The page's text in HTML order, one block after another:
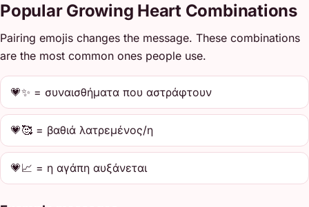
Popular Growing Heart Combinations
Pairing emojis changes the message. These combinations
are the most common ones people use.
💗✨ = συναισθήματα που αστράφτουν
💗🥰 = βαθιά λατρεμένος/η
💗📈 = η αγάπη αυξάνεται